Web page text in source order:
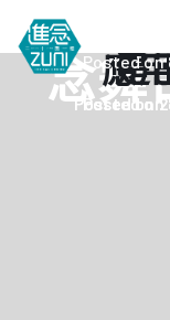
念舞
《道德
Posted on
【ARTS
應
Posted on
張愛玲
Posted on
胡恩威科
是
Posted on
Posted on